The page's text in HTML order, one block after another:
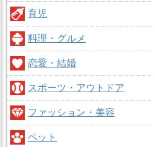
育児
料理・グルメ
恋愛・結婚
スポーツ・アウトドア
ファッション・美容
ペット